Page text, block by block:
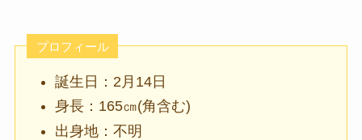
プロフィール
誕生日：2月14日
身長：165㎝(角含む)
出身地：不明